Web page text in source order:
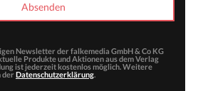
Newsletter der falkemedia GmbH & Co KG
Produkte und Aktionen aus dem Verlag
ist jederzeit kostenlos möglich. Weitere
der Datenschutzerklärung.